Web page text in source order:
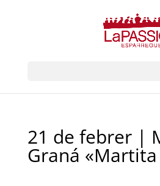
21 de febrer |
Graná «Martita